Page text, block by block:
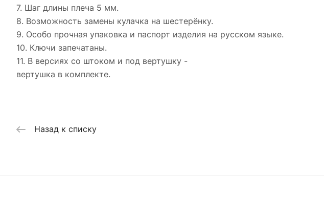
7. Шаг длины плеча 5 мм.
8. Возможность замены кулачка на шестерёнку.
9. Особо прочная упаковка и паспорт изделия на русском языке.
10. Ключи запечатаны.
11. В версиях со штоком и под вертушку -
вертушка в комплекте.
Назад к списку